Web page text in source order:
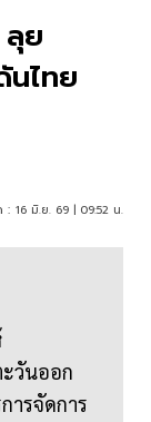
ย
นไทย
: 16 มิ.ย. 69 | 09:52 น.
วันออก
ารจัดการ